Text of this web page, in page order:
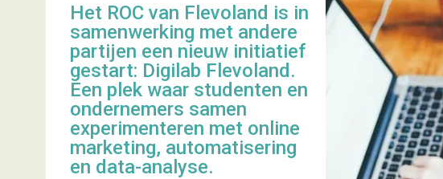
Het ROC van Flevoland is in
samenwerking met andere
partijen een nieuw initiatief
gestart: Digilab Flevoland.
Een plek waar studenten en
ondernemers samen
experimenteren met online
marketing, automatisering
en data-analyse.